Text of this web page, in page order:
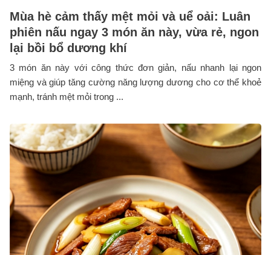
Mùa hè cảm thấy mệt mỏi và uể oải: Luân
phiên nấu ngay 3 món ăn này, vừa rẻ, ngon
lại bồi bổ dương khí
3 món ăn này với công thức đơn giản, nấu nhanh lại ngon
miệng và giúp tăng cường năng lượng dương cho cơ thể khoẻ
mạnh, tránh mệt mỏi trong ...